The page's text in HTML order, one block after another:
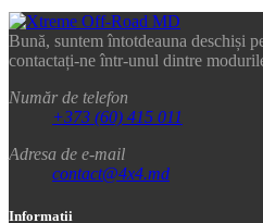
Bună, suntem întotdeauna deschiși
contactați-ne într-unul dintre
Număr de telefon
+373 (60) 415 011
Adresa de e-mail
contact@4x4.md
Informatii